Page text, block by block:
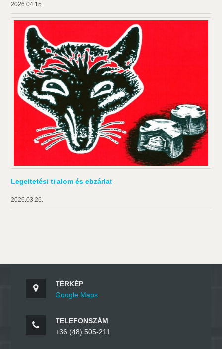
2026.04.15.
Legeltetési tilalom és ebzárlat
2026.03.26.
TÉRKÉP
Google Maps
TELEFONSZÁM
+36 (48) 505-211